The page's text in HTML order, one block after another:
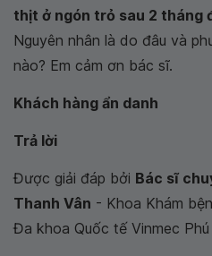
thịt ở ngón trỏ sau 2 tháng
Nguyên nhân là do đâu và
nào? Em cảm ơn bác sĩ.
Khách hàng ẩn danh
Trả lời
Được giải đáp bởi Bác sĩ
Thanh Vân - Khoa Khám
Đa khoa Quốc tế Vinmec Phú